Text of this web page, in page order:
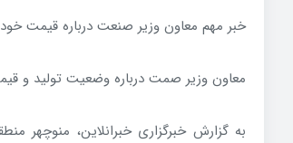
خبر مهم معاون وزیر صنعت درباره قیمت خودرو در سال ۱۴۰۳/ قیمت خودرو
معاون وزیر صمت درباره وضعیت تولید و قیمت خودرو
به گزارش خبرگزاری خبرانلاین،